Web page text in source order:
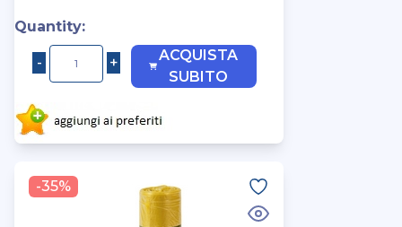
Quantity:
ACQUISTA
SUBITO
-35%